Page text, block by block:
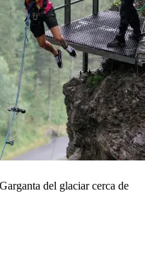
del glaciar cerca de